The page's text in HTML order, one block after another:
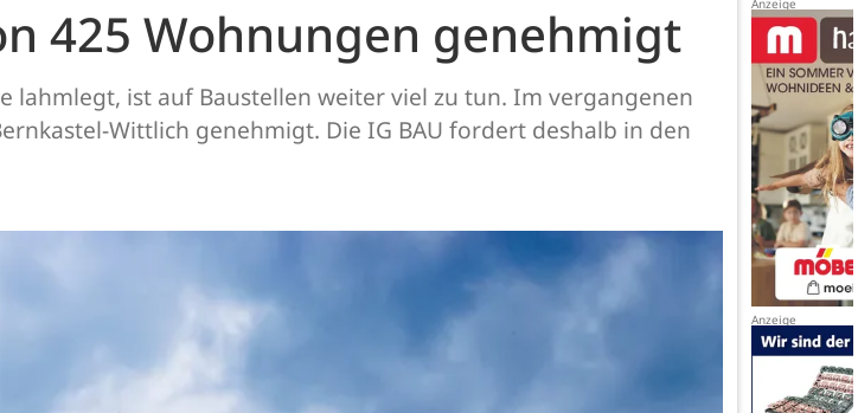
425 Wohnungen genehmigt
lahmlegt, ist auf Baustellen weiter viel zu tun. Im vergangenen
Wittlich genehmigt. Die IG BAU fordert deshalb in den